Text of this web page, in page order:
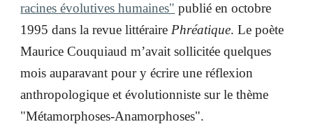
racines évolutives humaines" publié en octobre
1995 dans la revue littéraire Phréatique. Le poète
Maurice Couquiaud m’avait sollicitée quelques
mois auparavant pour y écrire une réflexion
anthropologique et évolutionniste sur le thème
"Métamorphoses-Anamorphoses".